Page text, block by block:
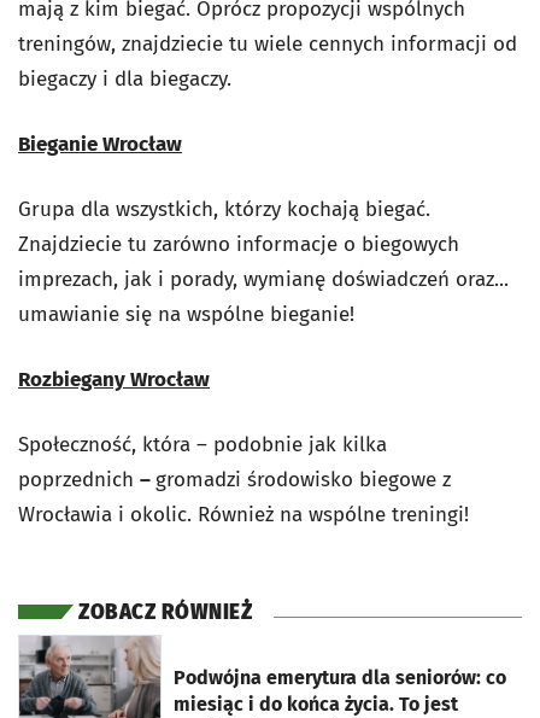
mają z kim biegać. Oprócz propozycji wspólnych
treningów, znajdziecie tu wiele cennych informacji od
biegaczy i dla biegaczy.
Bieganie Wrocław
Grupa dla wszystkich, którzy kochają biegać.
Znajdziecie tu zarówno informacje o biegowych
imprezach, jak i porady, wymianę doświadczeń oraz...
umawianie się na wspólne bieganie!
Rozbiegany Wrocław
Społeczność, która – podobnie jak kilka
poprzednich –gromadzi środowisko biegowe z
Wrocławia i okolic. Również na wspólne treningi!
ZOBACZ RÓWNIEŻ
Podwójna emerytura dla seniorów: co
miesiąc i do końca życia. To jest
otworzy się w nowej karcie